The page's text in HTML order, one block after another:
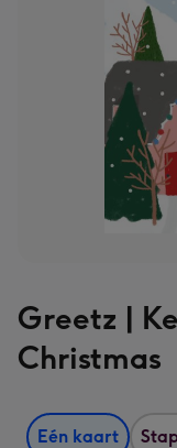
Greetz |
Christmas
Eén kaart